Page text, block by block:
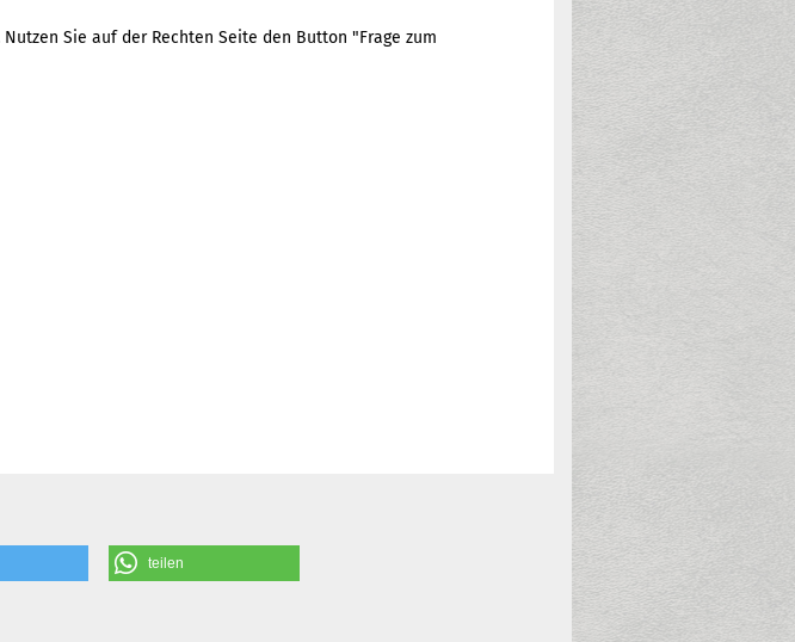
Sie auf der Rechten Seite den Button "Frage zum
teilen